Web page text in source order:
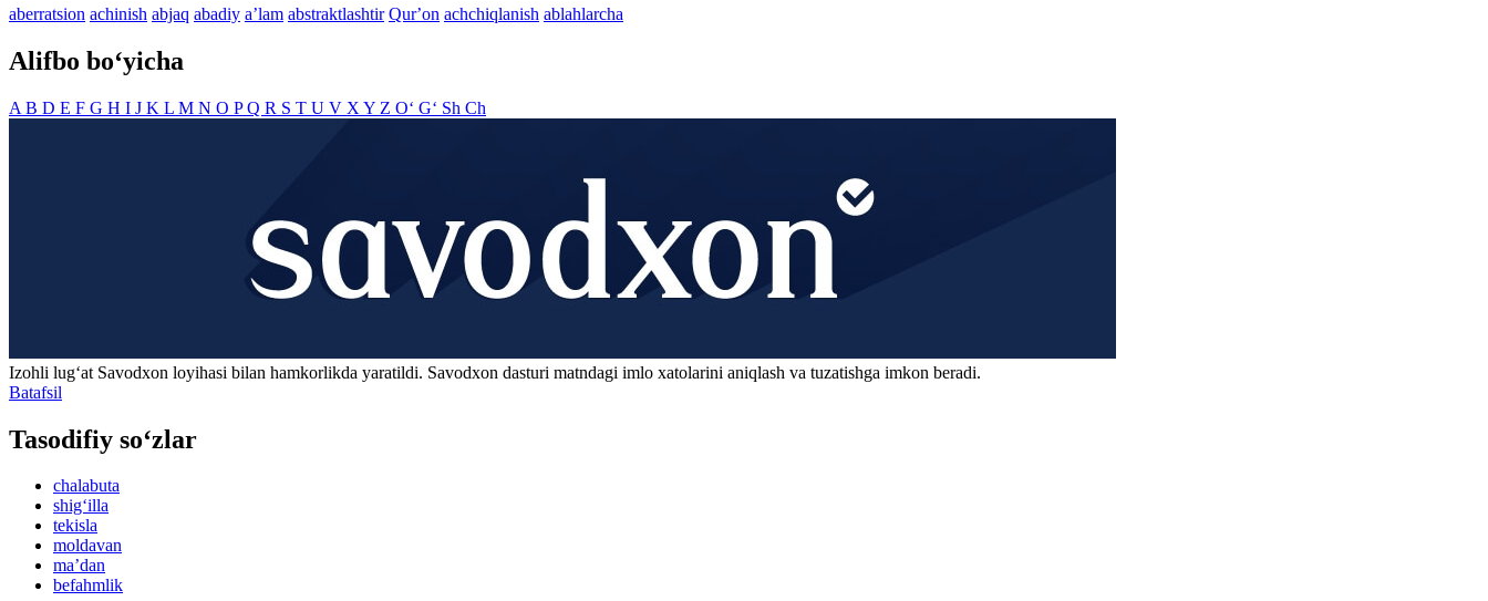
aberratsion achinish abjaq abadiy aʼlam abstraktlashtir Qurʼon achchiqlanish ablahlarcha
Alifbo bo‘yicha
A B D E F G H I J K L M N O PQ R S T U V X Y Z O‘ G‘ Sh Ch
Izohli lugʻat Savodxon loyihasi bilan hamkorlikda yaratildi. Savodxon dasturi matndagi imlo xatolarini aniqlash va tuzatishga imkon beradi.
Batafsil
Tasodifiy so‘zlar
chalabuta
shig‘illa
tekisla
moldavan
maʼdan
befahmlik